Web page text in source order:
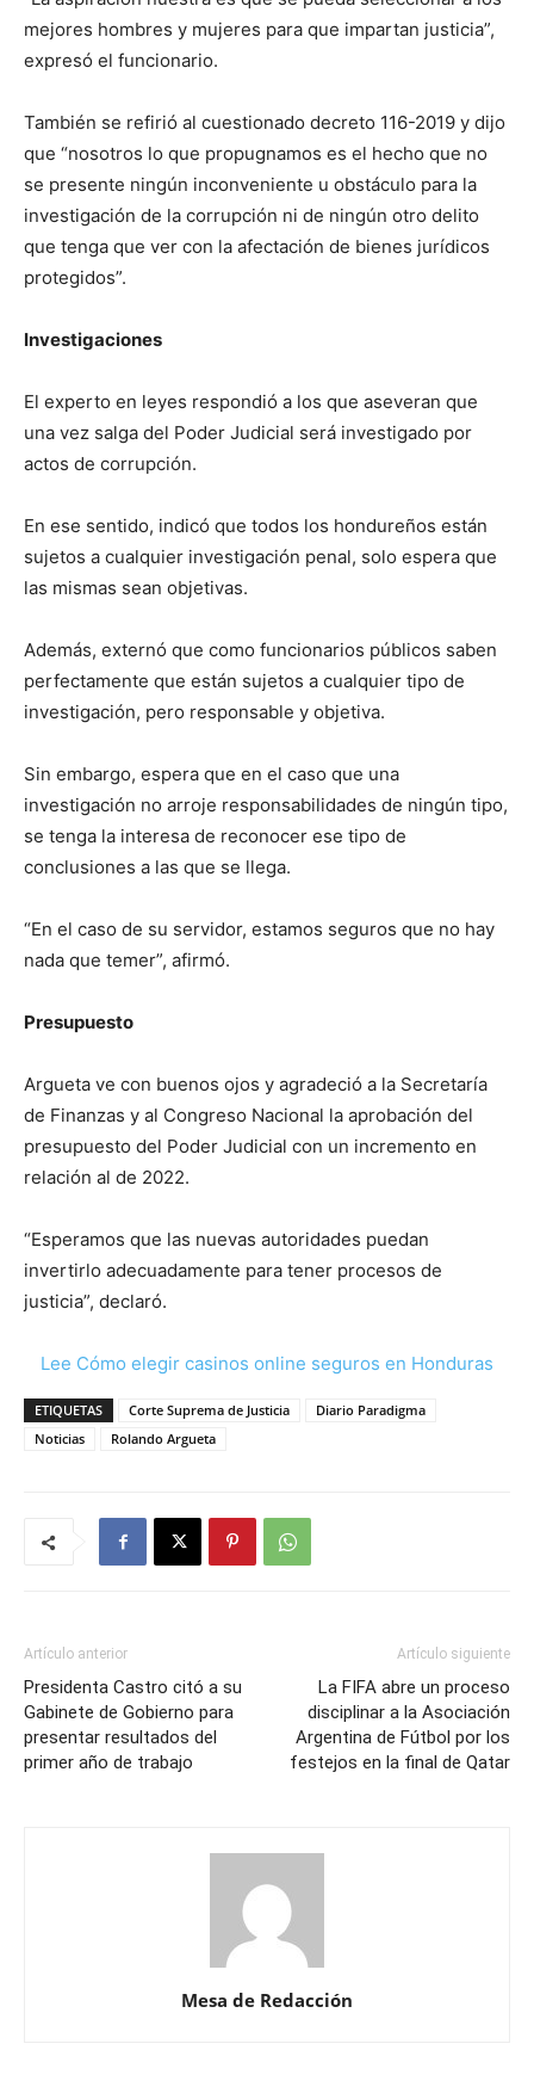
mejores hombres y mujeres para que impartan justicia”,
expresó el funcionario.
También se refirió al cuestionado decreto 116-2019 y dijo
que “nosotros lo que propugnamos es el hecho que no
se presente ningún inconveniente u obstáculo para la
investigación de la corrupción ni de ningún otro delito
que tenga que ver con la afectación de bienes jurídicos
protegidos”.
Investigaciones
El experto en leyes respondió a los que aseveran que
una vez salga del Poder Judicial será investigado por
actos de corrupción.
En ese sentido, indicó que todos los hondureños están
sujetos a cualquier investigación penal, solo espera que
las mismas sean objetivas.
Además, externó que como funcionarios públicos saben
perfectamente que están sujetos a cualquier tipo de
investigación, pero responsable y objetiva.
Sin embargo, espera que en el caso que una
investigación no arroje responsabilidades de ningún tipo,
se tenga la interesa de reconocer ese tipo de
conclusiones a las que se llega.
“En el caso de su servidor, estamos seguros que no hay
nada que temer”, afirmó.
Presupuesto
Argueta ve con buenos ojos y agradeció a la Secretaría
de Finanzas y al Congreso Nacional la aprobación del
presupuesto del Poder Judicial con un incremento en
relación al de 2022.
“Esperamos que las nuevas autoridades puedan
invertirlo adecuadamente para tener procesos de
justicia”, declaró.
Lee Cómo elegir casinos online seguros en Honduras
ETIQUETAS Corte Suprema de Justicia
Diario Paradigma
Noticias
Rolando Argueta
Artículo anterior
Presidenta Castro citó a su
Gabinete de Gobierno para
presentar resultados del
primer año de trabajo
Artículo siguiente
La FIFA abre un proceso
disciplinar a la Asociación
Argentina de Fútbol por los
festejos en la final de Qatar
Mesa de Redacción